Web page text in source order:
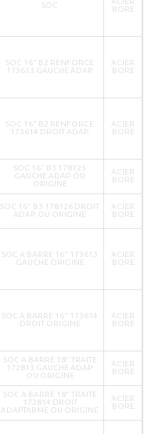
SOC
BORE
SOC 16" B2 RENFORCE
173613 GAUCHE ADAP.
ACIER
BORE
SOC 16" B2 RENFORCE
173614 DROIT ADAP.
ACIER
BORE
SOC 16" B3 178125
GAUCHE ADAP. OU
ORIGINE
ACIER
BORE
SOC 16" B3 178126 DROIT
ADAP. OU ORIGINE
ACIER
BORE
SOC A BARRE 16" 173613
GAUCHE ORIGINE
ACIER
BORE
SOC A BARRE 16" 173614
DROIT ORIGINE
ACIER
BORE
SOC A BARRE 18" TRAITE
172813 GAUCHE ADAP.
OU ORIGINE
ACIER
BORE
SOC A BARRE 18" TRAITE
172814 DROIT
ADAPTABME OU ORIGINE
ACIER
BORE